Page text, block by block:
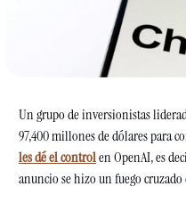
Un grupo de inversionistas
97,400 millones de dólares para
les dé el control en OpenAI, es
anuncio se hizo un fuego cruzado